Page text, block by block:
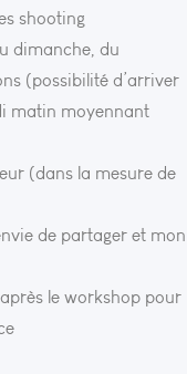
shooting
dimanche, du
(possibilité d’arriver
matin moyennant
(dans la mesure de
de partager et mon
le workshop pour